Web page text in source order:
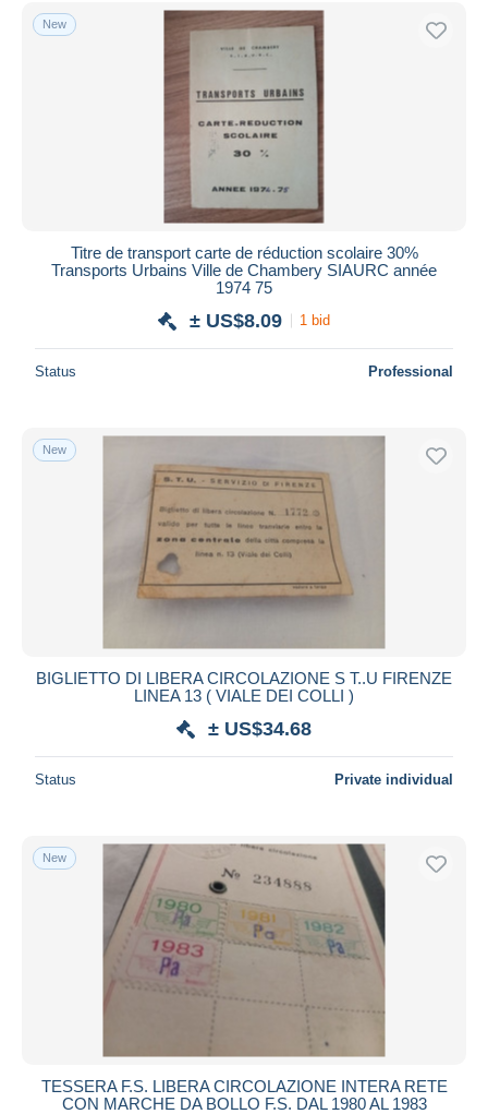
Free shipping
Bank transfer
Bancontact
Maestro
Seller's residence
Entire world
Submit
New
Titre de transport carte de réduction scolaire 30%
Transports Urbains Ville de Chambery SIAURC année
1974 75
± US$8.09 1 bid
Status Professional
New
BIGLIETTO DI LIBERA CIRCOLAZIONE S T..U FIRENZE
LINEA 13 ( VIALE DEI COLLI )
± US$34.68
Status Private individual
New
TESSERA F.S. LIBERA CIRCOLAZIONE INTERA RETE
CON MARCHE DA BOLLO F.S. DAL 1980 AL 1983